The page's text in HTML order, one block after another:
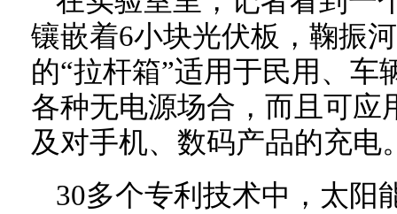
镶嵌着6小块光伏板，鞠振
的“拉杆箱”适用于民用、车
各种无电源场合，而且可应
及对手机、数码产品的充电
30多个专利技术中，太阳